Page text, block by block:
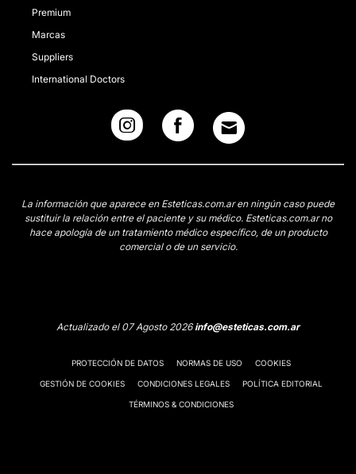
Premium
Marcas
Suppliers
International Doctors
La información que aparece en Esteticas.com.ar en ningún caso puede
sustituir la relación entre el paciente y su médico. Esteticas.com.ar no
hace apología de un tratamiento médico específico, de un producto
comercial o de un servicio.
Actualizado el 07 Agosto 2026info@esteticas.com.ar
PROTECCIÓN DE DATOS NORMAS DE USO COOKIES
GESTIÓN DE COOKIES CONDICIONES LEGALES POLÍTICA EDITORIAL
TÉRMINOS & CONDICIONES